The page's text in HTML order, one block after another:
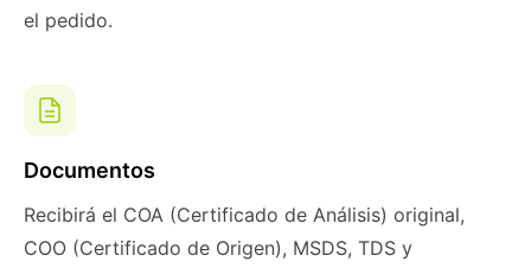
el pedido.
Documentos
Recibirá el COA (Certificado de Análisis) original,
COO (Certificado de Origen), MSDS, TDS y